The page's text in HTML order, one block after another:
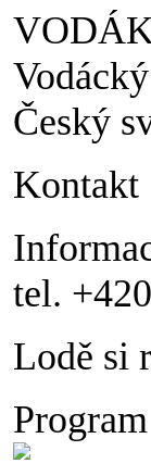
Český
Kontakt
tel.
Lodě si